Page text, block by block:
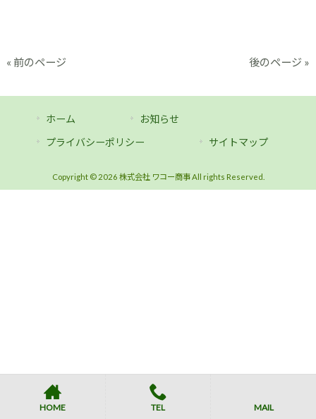
« 前のページ 後のページ »
ホーム
お知らせ
プライバシーポリシー
サイトマップ
Copyright © 2026 株式会社 ワコー商事 All rights Reserved.
HOME TEL MAIL